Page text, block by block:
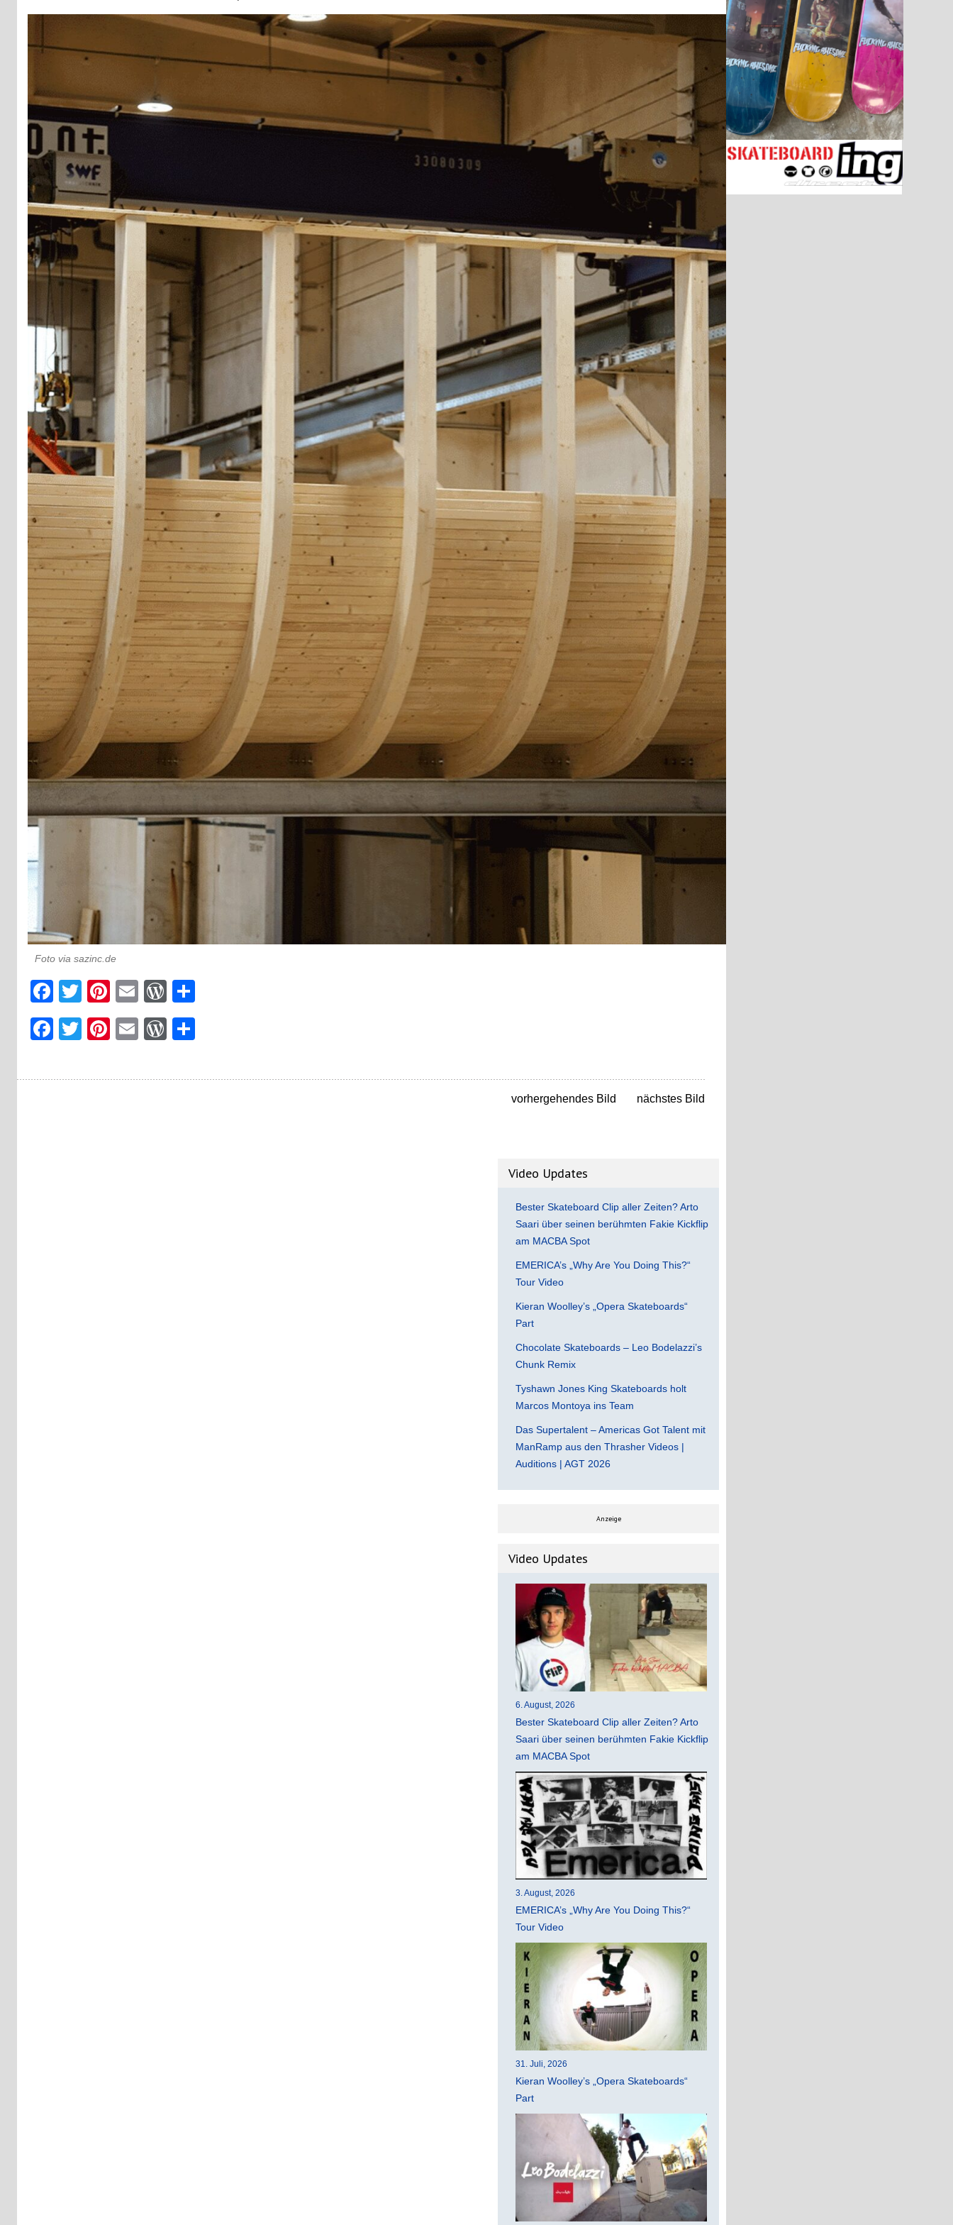
Foto via sazinc.de
Facebook
TwitterPinterest
EmailWordPress
Facebook
TwitterPinterest
EmailWordPress
vorhergehendes Bild nächstes Bild
Video Updates
Bester Skateboard Clip aller Zeiten? Arto
Saari über seinen berühmten Fakie Kickflip
am MACBA Spot
EMERICA’s „Why Are You Doing This?“
Tour Video
Kieran Woolley’s „Opera Skateboards“
Part
Chocolate Skateboards – Leo Bodelazzi’s
Chunk Remix
Tyshawn Jones King Skateboards holt
Marcos Montoya ins Team
Das Supertalent – Americas Got Talent mit
ManRamp aus den Thrasher Videos |
Auditions | AGT 2026
Anzeige
Video Updates
6. August, 2026
Bester Skateboard Clip aller Zeiten? Arto
Saari über seinen berühmten Fakie Kickflip
am MACBA Spot
3. August, 2026
EMERICA’s „Why Are You Doing This?“
Tour Video
31. Juli, 2026
Kieran Woolley’s „Opera Skateboards“
Part